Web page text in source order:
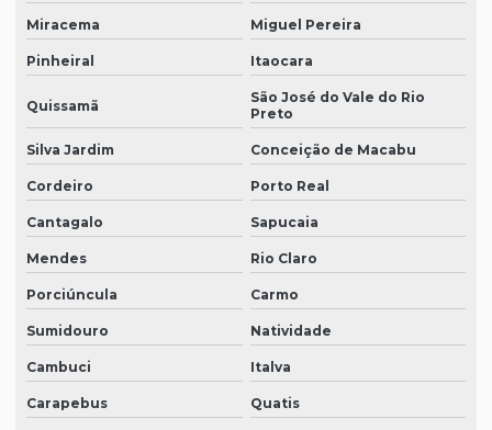
Miracema Miguel Pereira
Pinheiral Itaocara
Quissamã
São José do Vale do Rio
Preto
Silva Jardim Conceição de Macabu
Cordeiro Porto Real
Cantagalo Sapucaia
Mendes Rio Claro
Porciúncula Carmo
Sumidouro Natividade
Cambuci Italva
Carapebus Quatis